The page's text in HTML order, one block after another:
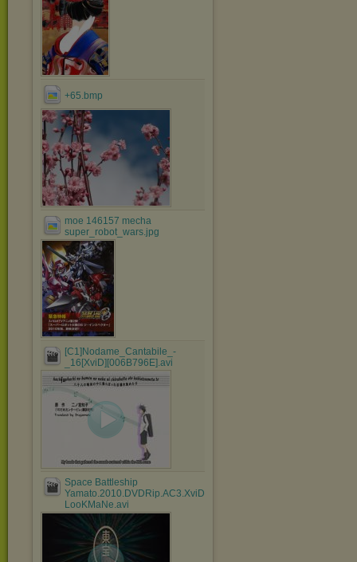
+65.bmp
moe 146157 mecha
super_robot_wars.jpg
[C1]Nodame_Cantabile_-
_16[XviD][006B796E].avi
Space Battleship
Yamato.2010.DVDRip.AC3.XviD-
LooKMaNe.avi